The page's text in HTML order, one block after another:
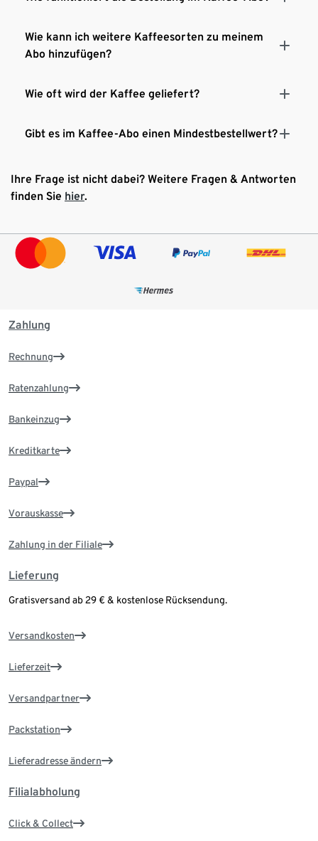
Wie kann ich weitere Kaffeesorten zu meinem
Abo hinzufügen?
Wie oft wird der Kaffee geliefert?
Gibt es im Kaffee-Abo einen Mindestbestellwert?
Ihre Frage ist nicht dabei? Weitere Fragen & Antworten
finden Sie hier.
Zahlung
Rechnung
Ratenzahlung
Bankeinzug
Kreditkarte
Paypal
Vorauskasse
Zahlung in der Filiale
Lieferung
Gratisversand ab 29 € & kostenlose Rücksendung.
Versandkosten
Lieferzeit
Versandpartner
Packstation
Lieferadresse ändern
Filialabholung
Click & Collect